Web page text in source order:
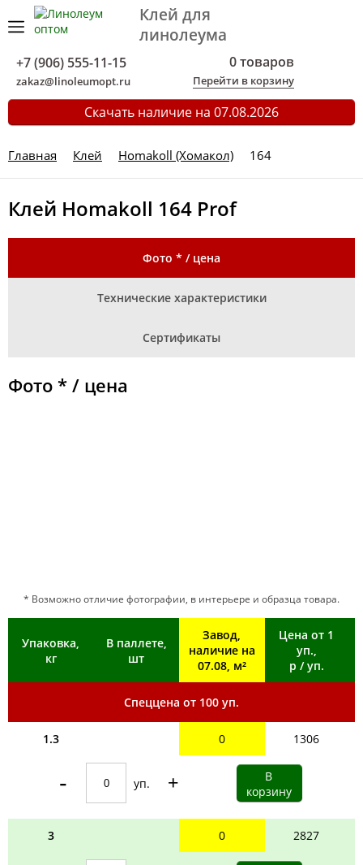
Клей для
линолеума
Скачать наличие на 07.08.2026
+7 (906) 555-11-15
zakaz@linoleumopt.ru
0 товаров
Перейти в корзину
Главная Клей Homakoll (Хомакол) 164
Клей Homakoll 164 Prof
Фото * / цена
Технические характеристики
Сертификаты
Фото * / цена
* Возможно отличие фотографии, в интерьере и образца товара.
Упаковка,
кг
В паллете,
шт
Завод,
наличие на
07.08, м²
Цена от 1
уп.,
р / уп.
Спеццена от 100 уп.
1.3 0 1306
- уп. +
3 0 2827